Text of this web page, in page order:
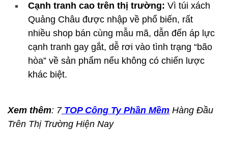
Cạnh tranh cao trên thị trường: Vì túi xách
Quảng Châu được nhập về phổ biến, rất
nhiều shop bán cùng mẫu mã, dẫn đến áp lực
cạnh tranh gay gắt, dễ rơi vào tình trạng “bão
hòa” về sản phẩm nếu không có chiến lược
khác biệt.
Xem thêm: 7TOP Công Ty Phần Mềm Hàng Đầu
Trên Thị Trường Hiện Nay